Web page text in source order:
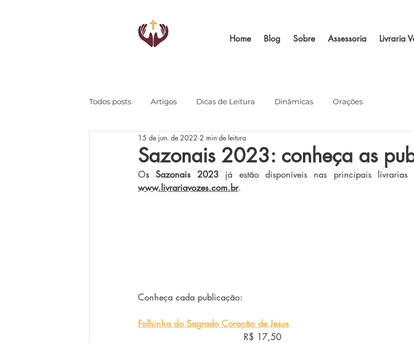
Home Blog Sobre Assessoria Livraria
Todos posts Artigos Dicas de Leitura Dinâmicas Orações
Sazonais 2023: conheça as
15 de jun. de 2022 2 min de leitura
Os Sazonais 2023
www.livrariavozes.com.br.
Conheça cada publicação:
Folhinha do Sagrado Coração de Jesus
R$ 17,50